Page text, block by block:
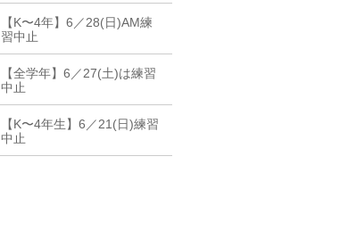
【K〜4年】6／28(日)AM練
習中止
【全学年】6／27(土)は練習
中止
【K〜4年生】6／21(日)練習
中止